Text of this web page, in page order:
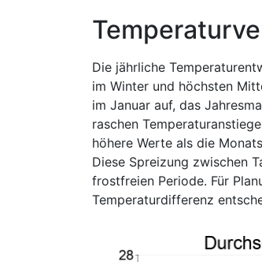
Die jährliche
im Winter und höchsten
im Januar auf, das
raschen
höhere Werte als die
Diese Spreizung zwischen
frostfreien Periode. Für
Temperaturdifferenz